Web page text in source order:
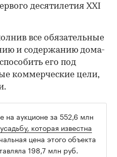
десятилетия XXI
все обязательные
и содержанию дома-
его под
коммерческие цели,
на аукционе за 552,6 млн
которая известна
цена этого объекта
198,7 млн руб.